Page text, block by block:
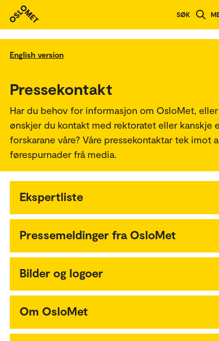
SØK
English version
Pressekontakt
Har du behov for informasjon om OsloMet, eller
ønskjer du kontakt med rektoratet eller kanskje
forskarane våre? Våre pressekontaktar tek imot
førespurnader frå media.
Ekspertliste
Pressemeldinger fra OsloMet
Bilder og logoer
Om OsloMet